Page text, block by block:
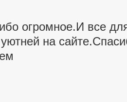
огромное.И все
на